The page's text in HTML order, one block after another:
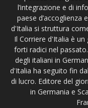
l’integrazione e di
paese d’accoglienza
d'Italia si struttura
Il Corriere d'Italia è
forti radici nel
degli italiani in
d'Italia ha seguito fin
di lucro. Editore del
in Germania e